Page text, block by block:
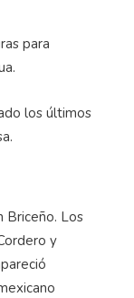
para
los últimos
Briceño. Los
y